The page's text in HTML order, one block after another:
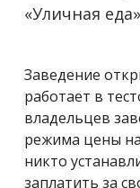
«Уличная
Заведение
работает в
владельцев
режима цены
никто
заплатить за